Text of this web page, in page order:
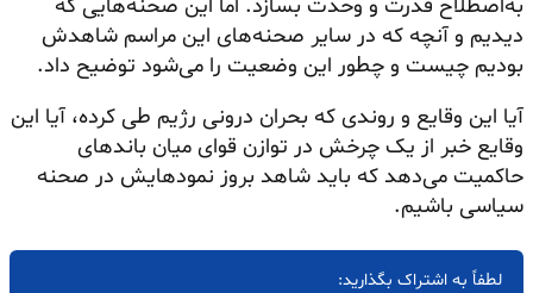
به‌اصطلاح قدرت و وحدت بسازد. اما این صحنه‌هایی که
دیدیم و آنچه که در سایر صحنه‌های این مراسم شاهدش
بودیم چیست و چطور این وضعیت را می‌شود توضیح داد.
آیا این وقایع و روندی که بحران درونی رژیم طی کرده، آیا این
وقایع خبر از یک چرخش در توازن قوای میان باندهای
حاکمیت می‌دهد که باید شاهد بروز نمودهایش در صحنه
سیاسی باشیم.
لطفاً به اشتراک بگذارید: